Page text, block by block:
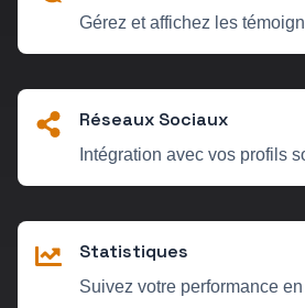
Gérez et affichez les
Réseaux Sociaux
Intégration avec vos profils
Statistiques
Suivez votre performance